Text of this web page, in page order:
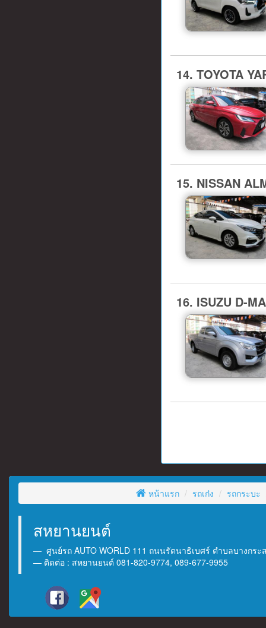
14. TOYOTA
15. NISSAN
16. ISUZU D-
หน้าแรก รถเก๋ง รถกระบะ
สหยานยนต์
ศูนย์รถ AUTO WORLD 111 ถนนรัตนาธิเบศร์ ตำบลบางกร
ติดต่อ : สหยานยนต์ 081-820-9774, 089-677-9955